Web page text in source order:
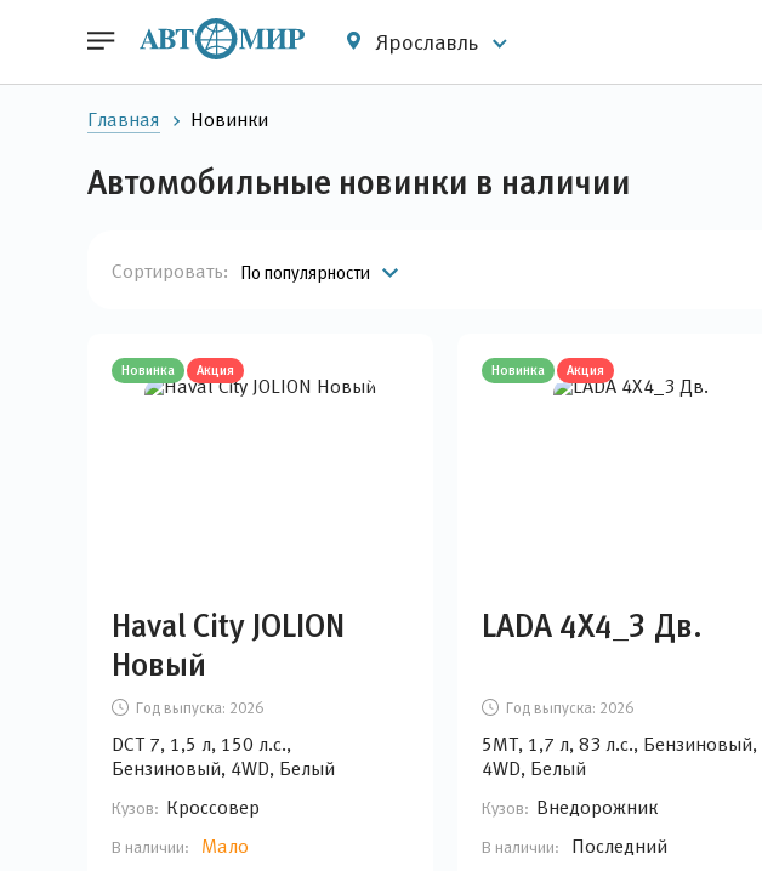
Ярославль
Главная Новинки
Автомобильные новинки в наличии
Сортировать: По популярности
Новинка Акция
Haval City JOLION
Новый
Год выпуска: 2026
DCT 7, 1,5 л, 150 л.с.,
Бензиновый, 4WD, Белый
Кузов: Кроссовер
В наличии: Мало
Новинка Акция
LADA 4Х4_3 Дв.
Год выпуска: 2026
5MT, 1,7 л, 83 л.с., Бензиновый,
4WD, Белый
Кузов: Внедорожник
В наличии: Последний